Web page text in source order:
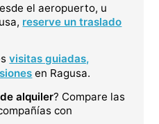
el aeropuerto, u
reserve un traslado
visitas guiadas,
en Ragusa.
alquiler? Compare las
con